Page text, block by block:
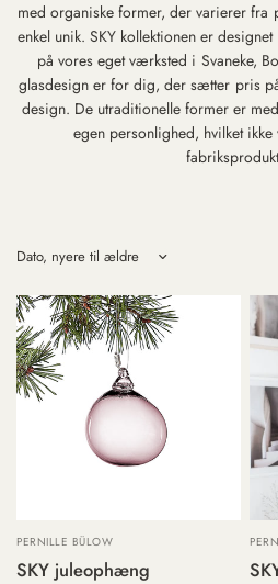
med organiske former, der varierer
enkel unik. SKY kollektionen er
på vores eget værksted i Svaneke,
glasdesign er for dig, der sætter pris
design. De utraditionelle former er
egen personlighed, hvilket
Sorter efter
PERNILLE BÜLOW
SKY juleophæng